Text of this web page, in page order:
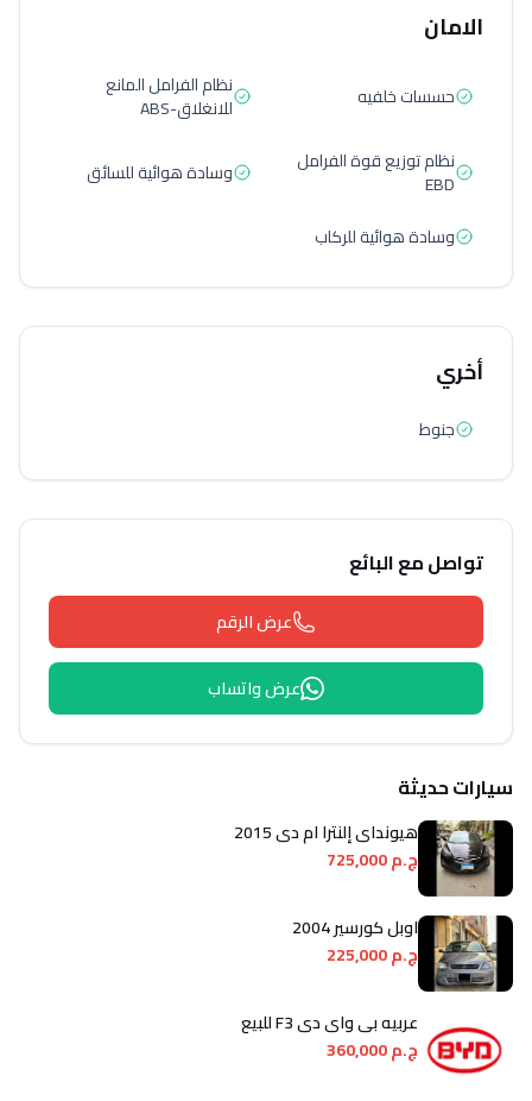
الامان
حسسات خلفيه نظام الفرامل المانع
للانغلاق-ABS
نظام توزيع قوة الفرامل
EBD وسادة هوائية للسائق
وسادة هوائية للركاب
أخري
جنوط
تواصل مع البائع
عرض الرقم
عرض واتساب
سيارات حديثة
هيونداي إلنترا ام دى 2015
ج.م 725,000
اوبل كورسير 2004
ج.م 225,000
عربيه بى واى دى F3 للبيع
ج.م 360,000